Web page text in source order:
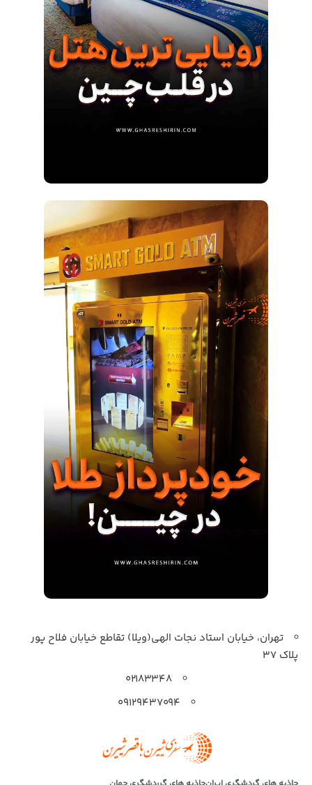
تهران، خیابان استاد نجات الهی(ویلا) تقاطع خیابان فلاح پور
پلاک 37
۰۲۱۸۳۳۴۸
۰۹۱۲۹۴۳۷۰۹۴